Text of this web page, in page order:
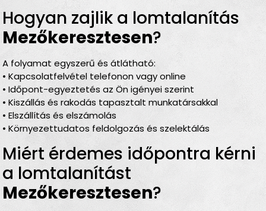
Hogyan zajlik a lomtalanítás
Mezőkeresztesen?
A folyamat egyszerű és átlátható:
• Kapcsolatfelvétel telefonon vagy online
• Időpont-egyeztetés az Ön igényei szerint
• Kiszállás és rakodás tapasztalt munkatársakkal
• Elszállítás és elszámolás
• Környezettudatos feldolgozás és szelektálás
Miért érdemes időpontra kérni
a lomtalanítást
Mezőkeresztesen?